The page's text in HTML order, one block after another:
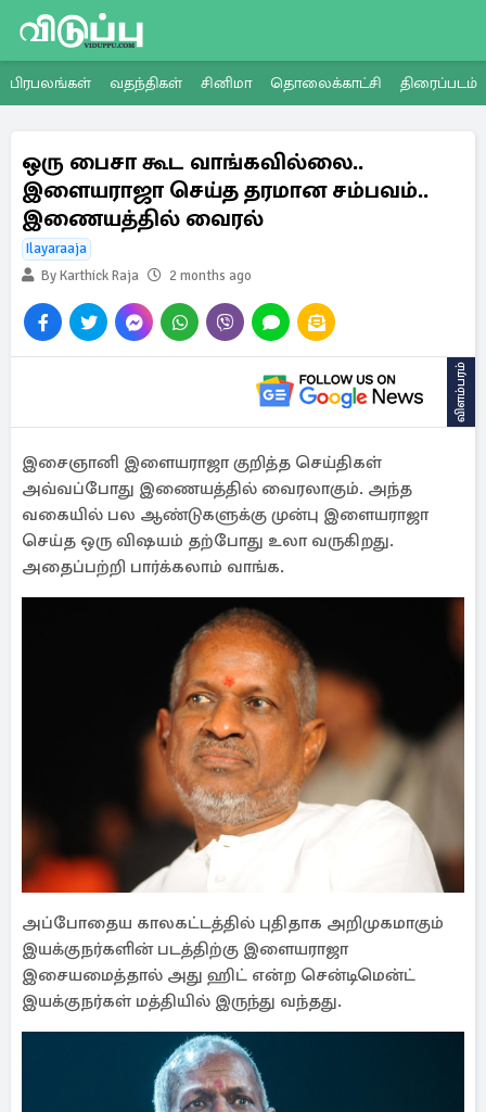
பிரபலங்கள் வதந்திகள் சினிமா தொலைக்காட்சி திரைப்படம்
ஒரு பைசா கூட வாங்கவில்லை..
இளையராஜா செய்த தரமான சம்பவம்..
இணையத்தில் வைரல்
Ilayaraaja
By Karthick Raja
2 months ago
விளம்பரம்
இசைஞானி இளையராஜா குறித்த செய்திகள்
அவ்வப்போது இணையத்தில் வைரலாகும். அந்த
வகையில் பல ஆண்டுகளுக்கு முன்பு இளையராஜா
செய்த ஒரு விஷயம் தற்போது உலா வருகிறது.
அதைப்பற்றி பார்க்கலாம் வாங்க.
அப்போதைய காலகட்டத்தில் புதிதாக அறிமுகமாகும்
இயக்குநர்களின் படத்திற்கு இளையராஜா
இசையமைத்தால் அது ஹிட் என்ற சென்டிமென்ட்
இயக்குநர்கள் மத்தியில் இருந்து வந்தது.